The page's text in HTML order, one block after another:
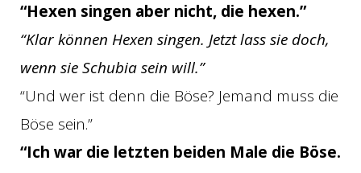
“Hexen singen aber nicht, die hexen.”
“Klar können Hexen singen. Jetzt lass sie doch,
wenn sie Schubia sein will.”
“Und wer ist denn die Böse? Jemand muss die
Böse sein.”
“Ich war die letzten beiden Male die Böse.